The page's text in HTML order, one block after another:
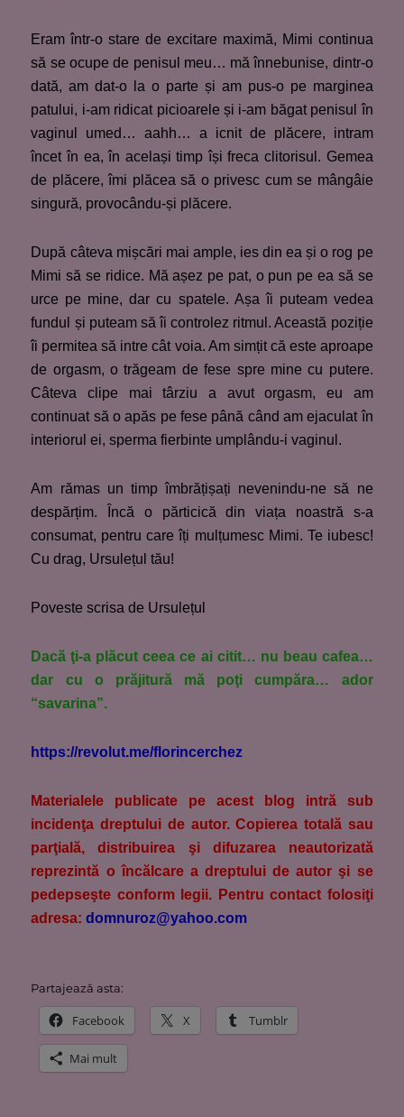
Eram într-o stare de excitare maximă, Mimi continua
să se ocupe de penisul meu… mă înnebunise, dintr-o
dată, am dat-o la o parte și am pus-o pe marginea
patului, i-am ridicat picioarele și i-am băgat penisul în
vaginul umed… aahh… a icnit de plăcere, intram
încet în ea, în același timp își freca clitorisul. Gemea
de plăcere, îmi plăcea să o privesc cum se mângâie
singură, provocându-și plăcere.
După câteva mișcări mai ample, ies din ea și o rog pe
Mimi să se ridice. Mă așez pe pat, o pun pe ea să se
urce pe mine, dar cu spatele. Așa îi puteam vedea
fundul și puteam să îi controlez ritmul. Această poziție
îi permitea să intre cât voia. Am simțit că este aproape
de orgasm, o trăgeam de fese spre mine cu putere.
Câteva clipe mai târziu a avut orgasm, eu am
continuat să o apăs pe fese până când am ejaculat în
interiorul ei, sperma fierbinte umplându-i vaginul.
Am rămas un timp îmbrățișați nevenindu-ne să ne
despărțim. Încă o părticică din viața noastră s-a
consumat, pentru care îți mulțumesc Mimi. Te iubesc!
Cu drag, Ursulețul tău!
Poveste scrisa de Ursulețul
Dacă ţi-a plăcut ceea ce ai citit… nu beau cafea…
dar cu o prăjitură mă poţi cumpăra… ador
“savarina”.
https://revolut.me/florincerchez
Materialele publicate pe acest blog intră sub
incidenţa dreptului de autor. Copierea totală sau
parţială, distribuirea şi difuzarea neautorizată
reprezintă o încălcare a dreptului de autor şi se
pedepseşte conform legii. Pentru contact folosiţi
adresa: domnuroz@yahoo.com
Partajează asta:
Facebook X Tumblr
Mai mult